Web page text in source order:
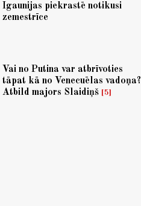
Igaunijas piekrastē notikusi
zemestrīce
Vai no Putina var atbrīvoties
tāpat kā no Venecuēlas vadoņa?
Atbild majors Slaidiņš
5